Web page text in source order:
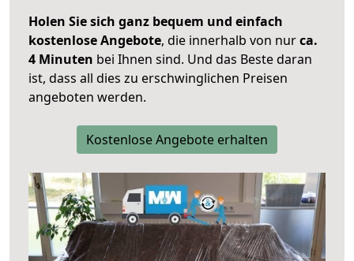
Holen Sie sich ganz bequem und einfach
kostenlose Angebote, die innerhalb von nurca.
4 Minuten bei Ihnen sind. Und das Beste daran
ist, dass all dies zu erschwinglichen Preisen
angeboten werden.
Kostenlose Angebote erhalten